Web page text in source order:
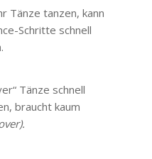
Tänze tanzen, kann
Schritte schnell
Tänze schnell
braucht kaum